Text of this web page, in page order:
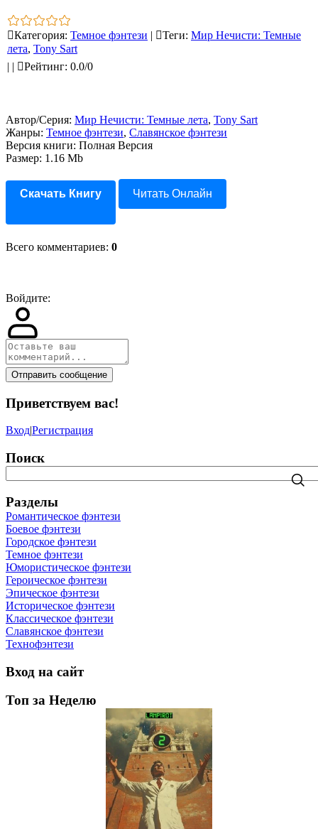
Категория: Темное фэнтези | Теги: Мир Нечисти: Темные
лета, Tony Sart
| | Рейтинг: 0.0/0
Автор/Серия: Мир Нечисти: Темные лета, Tony Sart
Жанры: Темное фэнтези, Славянское фэнтези
Версия книги: Полная Версия
Размер: 1.16 Mb
Скачать Книгу Читать Онлайн
Всего комментариев: 0
Войдите:
Отправить сообщение
Приветствуем вас!
Вход|Регистрация
Поиск
Разделы
Романтическое фэнтези
Боевое фэнтези
Городское фэнтези
Темное фэнтези
Юмористическое фэнтези
Героическое фэнтези
Эпическое фэнтези
Историческое фэнтези
Классическое фэнтези
Славянское фэнтези
Технофэнтези
Вход на сайт
Топ за Неделю